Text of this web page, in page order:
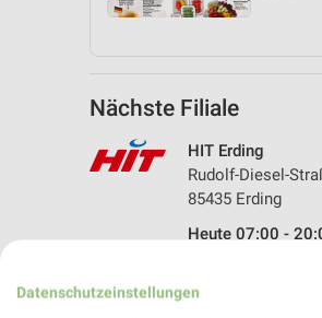
Nächste Filiale
HIT Erding
Rudolf-Diesel-
85435 Erding
Heute 07:00 -
Datenschutzeinstellungen